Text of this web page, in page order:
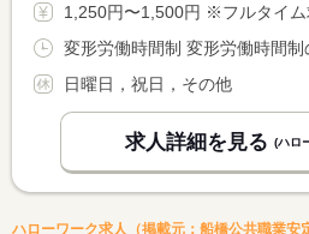
1,250円〜1,500円 ※フルタイム求人の場合は月額（換算額）、
日曜日，祝日，その他
求人詳細を見る (ハロ
ハローワーク求人（掲載元：船橋公共職業安